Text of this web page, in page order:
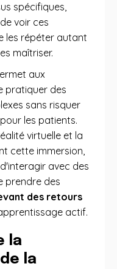
spécifiques,
voir ces
les répéter autant
maîtriser.
aux
pratiquer des
sans risquer
les patients.
virtuelle et la
cette immersion,
avec des
prendre des
des retours
actif.
la
la